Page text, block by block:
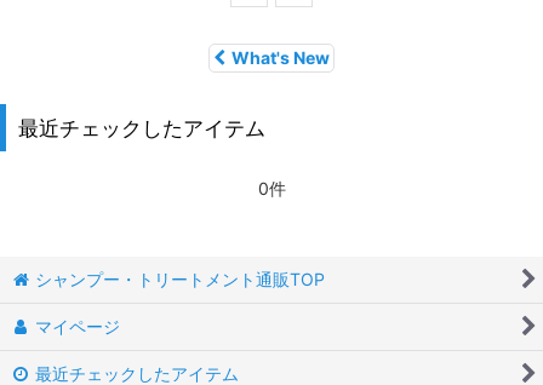
What's New
最近チェックしたアイテム
0件
シャンプー・トリートメント通販TOP
マイページ
最近チェックしたアイテム